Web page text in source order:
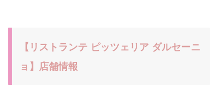
【リストランテ ピッツェリア ダルセーニ
ョ】店舗情報